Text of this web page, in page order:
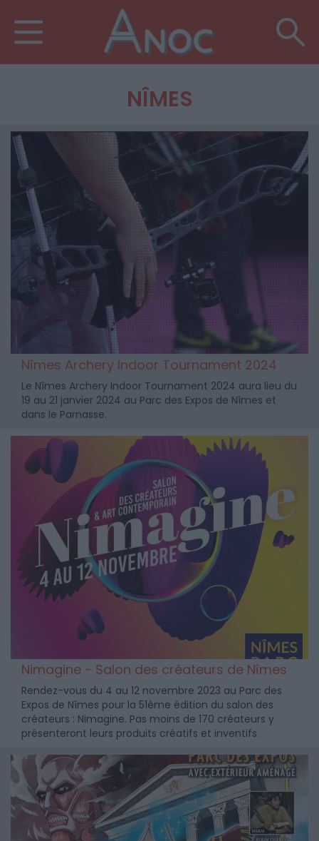
NÎMES
Nîmes Archery Indoor Tournament 2024
Le Nîmes Archery Indoor Tournament 2024 aura lieu du
19 au 21 janvier 2024 au Parc des Expos de Nîmes et
dans le Parnasse.
Nimagine - Salon des créateurs de Nîmes
Rendez-vous du 4 au 12 novembre 2023 au Parc des
Expos de Nîmes pour la 51ème édition du salon des
créateurs : Nimagine. Pas moins de 170 créateurs y
présenteront leurs produits créatifs et inventifs.